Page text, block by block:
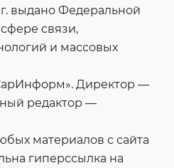
г. выдано Федеральной
связи,
и массовых
Директор —
редактор —
материалов с сайта
гиперссылка на